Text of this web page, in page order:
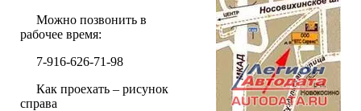
Можно позвонить в
рабочее время:
7-916-626-71-98
Как проехать – рисунок
справа